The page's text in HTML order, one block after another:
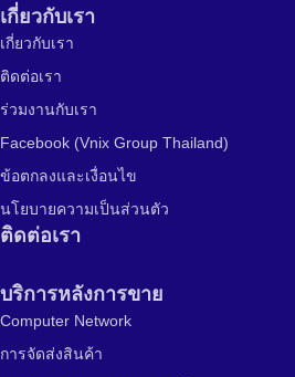
เกี่ยวกับเรา
เกี่ยวกับเรา
ติดต่อเรา
ร่วมงานกับเรา
Facebook (Vnix Group Thailand)
ข้อตกลงและเงื่อนไข
นโยบายความเป็นส่วนตัว
ติดต่อเรา
บริการหลังการขาย
Computer Network
การจัดส่งสินค้า